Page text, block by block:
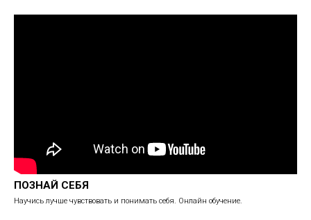
ПОЗНАЙ СЕБЯ
Научись лучше чувствовать и понимать себя. Онлайн обучение.